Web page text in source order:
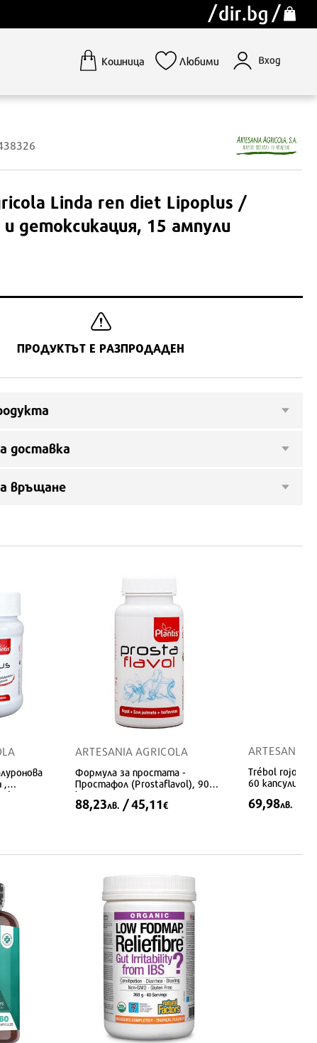
Кошница Любими Вход
Linda ren diet Lipoplus /
детоксикация, 15 ампули
ПРОДУКТЪТ Е РАЗПРОДАДЕН
доставка
връщане
,
ARTESANIA AGRICOLA
Формула за простата -
Простафол (Prostaflavol), 90
капсули
88,23лв. / 45,11€
ARTESANIA
Тrébol rojo -
60 капсули
69,98лв.